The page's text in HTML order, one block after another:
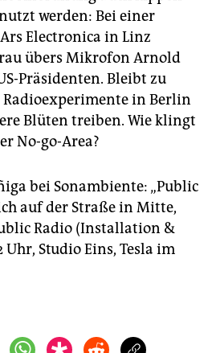
werden: Bei einer
Electronica in Linz
übers Mikrofon Arnold
Präsidenten. Bleibt zu
Radioexperimente in Berlin
Blüten treiben. Wie klingt
No-go-Area?
bei Sonambiente: „Public
auf der Straße in Mitte,
Radio (Installation &
Uhr, Studio Eins, Tesla im